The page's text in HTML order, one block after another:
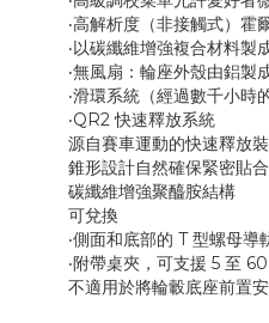
‧高解析度（非接觸式）
‧以碳纖維增強複合材料製
‧無風扇：輪座外殼由鋁製
‧滑環系統（經過數千小時
‧QR2 快速釋放系統
源自賽車運動的快速釋放
錐形設計自然確保緊密貼合
碳纖維增強聚醯胺結構
可兌換
‧側面和底部的 T 型螺母
‧附帶桌夾，可支援 5 至
不適用於將輪轂底座前置